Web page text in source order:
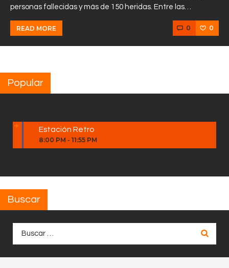
personas fallecidas y más de 150 heridas. Entre las…
READ MORE 0 0
Popular
Estación Retro
8:00 PM - 11:55 PM
Buscar